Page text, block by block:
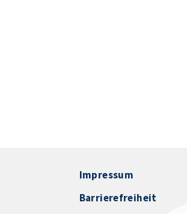
Impressum
Barrierefreiheit